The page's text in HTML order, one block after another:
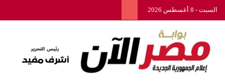
السبت - 8 أغسطس 2026